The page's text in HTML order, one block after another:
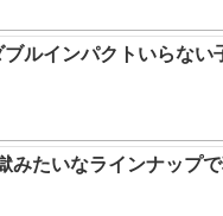
ルインパクトいらない
みたいなラインナップ